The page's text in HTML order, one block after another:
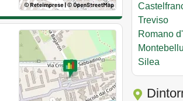
Treviso
Romano
Silea